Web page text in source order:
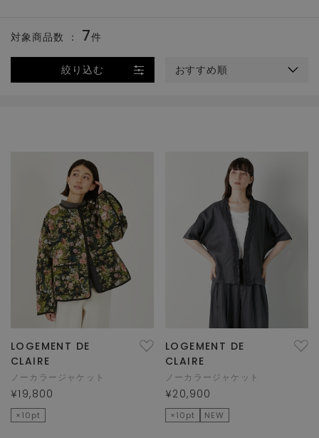
絞り込む おすすめ順
対象商品数 ： 7件
LOGEMENT DE
CLAIRE
ノーカラージャケット
¥19,800
×10pt
LOGEMENT DE
CLAIRE
ノーカラージャケット
¥20,900
×10pt NEW